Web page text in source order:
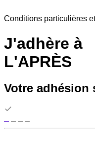
Conditions particulières et
J'adhère à
L'APRÈS
Votre adhésion